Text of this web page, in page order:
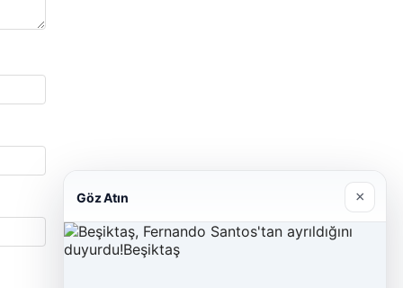
Göz Atın ×